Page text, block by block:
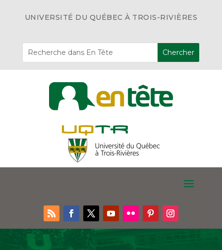
UNIVERSITÉ DU QUÉBEC À TROIS-RIVIÈRES